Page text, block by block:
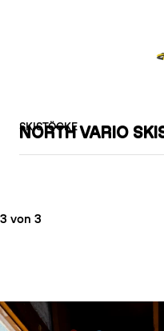
SKISTÖCKE
NORTH VARIO
3 von 3